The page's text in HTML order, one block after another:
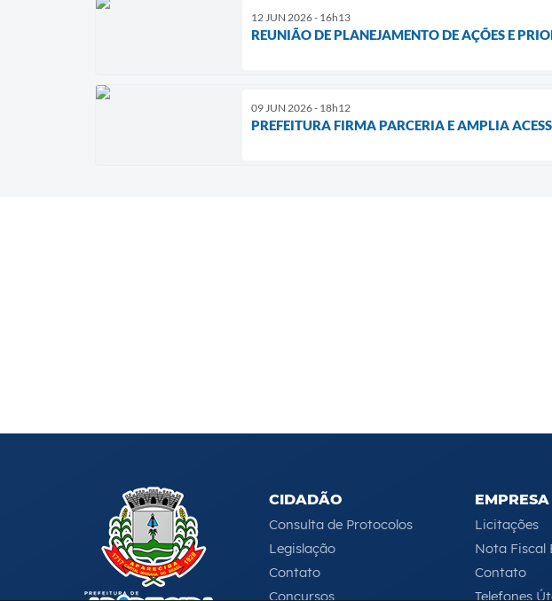
12 JUN 2026 - 16h13
REUNIÃO DE PLANEJAMENTO DE AÇÕES E
09 JUN 2026 - 18h12
PREFEITURA FIRMA PARCERIA E AMPLIA
CIDADÃO
Consulta de Protocolos
Legislação
Contato
Concursos
EMPRESA
Licitações
Nota Fiscal
Contato
Telefones